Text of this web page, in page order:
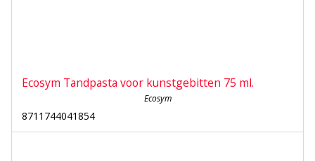
Ecosym Tandpasta voor kunstgebitten 75 ml.
Ecosym
8711744041854